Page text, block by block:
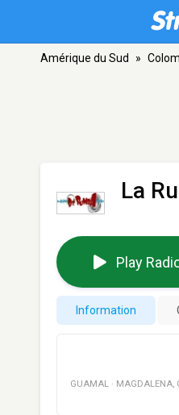
Amérique du Sud »
La
Play
Information
GUAMAL · MAGDALENA,